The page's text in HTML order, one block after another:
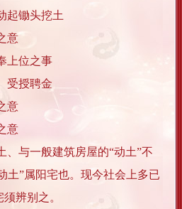
起锄头挖土
意
上位之事
受授聘金
意
意
、与一般建筑房屋的“动土”不
土”属阳宅也。现今社会上多已
辨别之。